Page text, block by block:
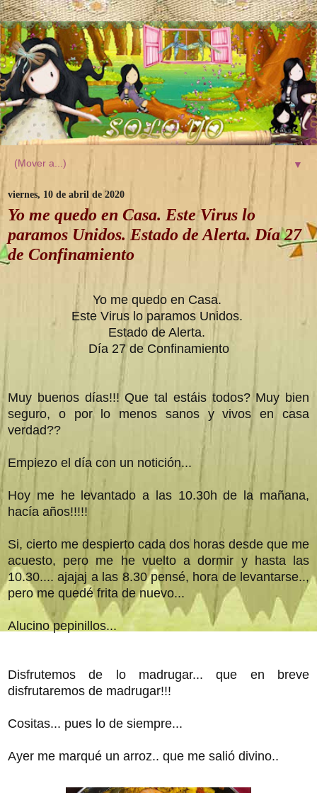
▼
viernes, 10 de abril de 2020
Yo me quedo en Casa. Este Virus lo
paramos Unidos. Estado de Alerta. Día 27
de Confinamiento
Yo me quedo en Casa.
Este Virus lo paramos Unidos.
Estado de Alerta.
Día 27 de Confinamiento
Muy buenos días!!! Que tal estáis todos? Muy bien
seguro, o por lo menos sanos y vivos en casa
verdad??
Empiezo el día con un notición...
Hoy me he levantado a las 10.30h de la mañana,
hacía años!!!!!
Si, cierto me despierto cada dos horas desde que me
acuesto, pero me he vuelto a dormir y hasta las
10.30.... ajajaj a las 8.30 pensé, hora de levantarse..,
pero me quedé frita de nuevo...
Alucino pepinillos...
Disfrutemos de lo madrugar... que en breve
disfrutaremos de madrugar!!!
Cositas... pues lo de siempre...
Ayer me marqué un arroz.. que me salió divino..